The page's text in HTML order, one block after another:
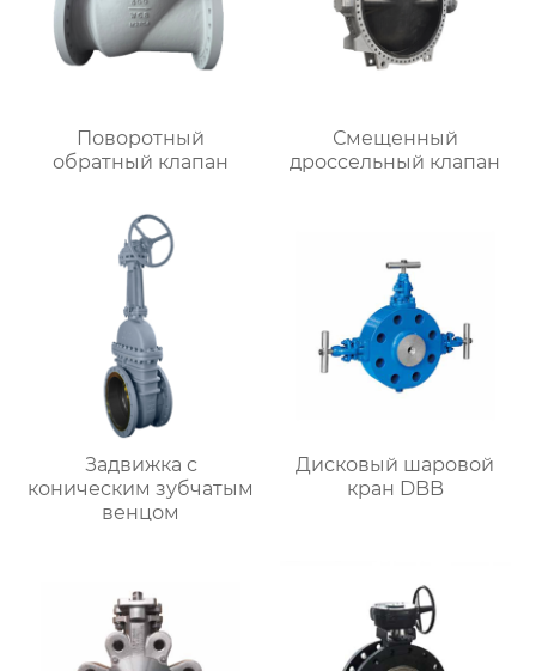
Поворотный
обратный клапан
Смещенный
дроссельный клапан
Задвижка с
коническим зубчатым
венцом
Дисковый шаровой
кран DBB